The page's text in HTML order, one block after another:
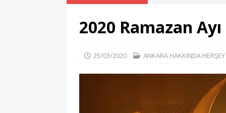
EĞITIM
DGS
2020 Ramazan
25/03/2020 ANKARA HAKKINDA HERŞEY